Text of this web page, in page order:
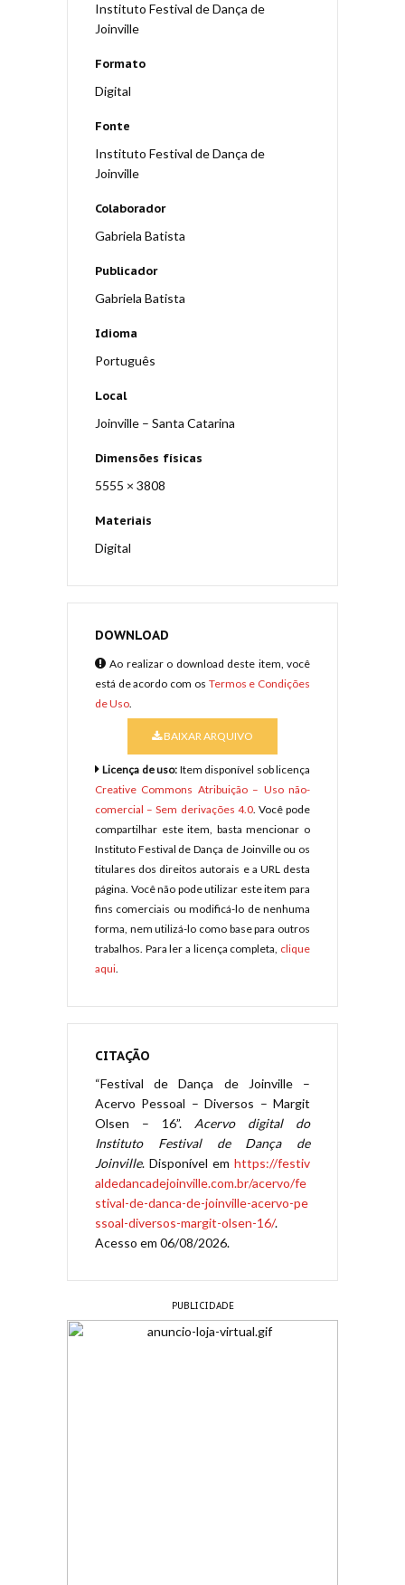
Instituto Festival de Dança de
Joinville
Formato
Digital
Fonte
Instituto Festival de Dança de
Joinville
Colaborador
Gabriela Batista
Publicador
Gabriela Batista
Idioma
Português
Local
Joinville – Santa Catarina
Dimensões físicas
5555 × 3808
Materiais
Digital
DOWNLOAD
Ao realizar o download deste item, você
está de acordo com os Termos e Condições
de Uso.
BAIXAR ARQUIVO
Licença de uso: Item disponível sob licença
Creative Commons Atribuição – Uso não-
comercial – Sem derivações 4.0. Você pode
compartilhar este item, basta mencionar o
Instituto Festival de Dança de Joinville ou os
titulares dos direitos autorais e a URL desta
página. Você não pode utilizar este item para
fins comerciais ou modificá-lo de nenhuma
forma, nem utilizá-lo como base para outros
trabalhos. Para ler a licença completa, clique
aqui.
CITAÇÃO
“Festival de Dança de Joinville –
Acervo Pessoal – Diversos – Margit
Olsen – 16”. Acervo digital do
Instituto Festival de Dança de
Joinville. Disponível em https://festiv
aldedancadejoinville.com.br/acervo/fe
stival-de-danca-de-joinville-acervo-pe
ssoal-diversos-margit-olsen-16/.
Acesso em 06/08/2026.
PUBLICIDADE